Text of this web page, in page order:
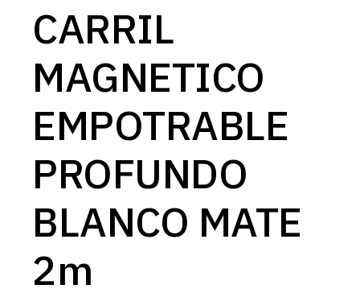
CARRIL
MAGNETICO
EMPOTRABLE
PROFUNDO
BLANCO MATE
2m